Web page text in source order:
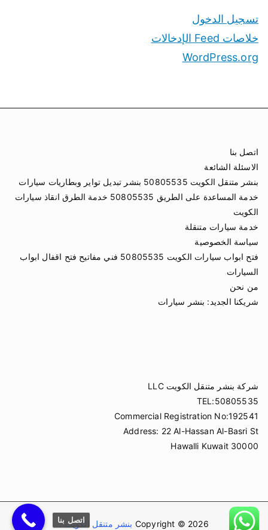
تسجيل الدخول
خلاصات Feed الإدخالات
WordPress.org
اتصل بنا
الاسئلة الشائعة
بنشر متنقل الكويت 50805535 بنشر تبديل تواير وبطاريات سيارات
خدمة المساعدة على الطريق 50805535 خدمة الطرق انقاذ سيارات
الكويت
خدمة سيارات متنقلة
سياسة الخصوصية
فتح ابواب سيارات الكويت 50805535 فني مفاتيح فتح اقفال ابواب
السيارات
من نحن
شريكنا الجديد: بنشر سيارات
شركة بنشر متنقل الكويت LLC
TEL:50805535
Commercial Registration No:192541
Address: 22 Al-Hassan Al-Basri St
Hawalli Kuwait 30000
Copyright © 2026 بنشر متنقل الكويت.
اتصل بنا